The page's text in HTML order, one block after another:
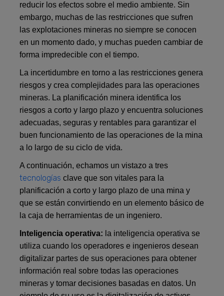
reducir los efectos sobre el medio ambiente. Sin
embargo, muchas de las restricciones que sufren
las explotaciones mineras no siempre se conocen
en un momento dado, y muchas pueden cambiar de
forma impredecible con el tiempo.
La incertidumbre en torno a las restricciones genera
riesgos y crea complejidades para las operaciones
mineras. La planificación minera identifica los
riesgos a corto y largo plazo y encuentra soluciones
adecuadas, seguras y rentables para garantizar el
buen funcionamiento de las operaciones de la mina
a lo largo de su ciclo de vida.
A continuación, echamos un vistazo a tres
tecnologías clave que son vitales para la
planificación a corto y largo plazo de una mina y
que se están convirtiendo en un elemento básico de
la caja de herramientas de un ingeniero.
Inteligencia operativa: la inteligencia operativa se
utiliza cuando los operadores e ingenieros desean
digitalizar partes de sus operaciones para obtener
información real sobre todas las operaciones
mineras y tomar decisiones basadas en datos. Un